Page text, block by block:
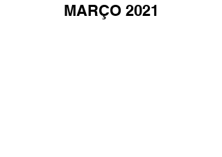
MARÇO 2021